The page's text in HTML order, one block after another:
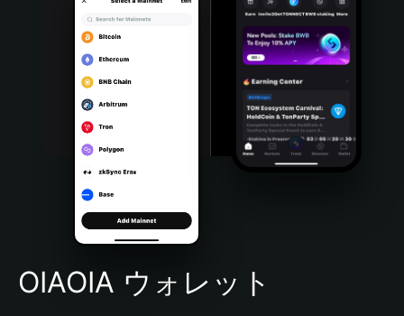
Português (Portugal)
Bahasa Indonesia
Português (Brasil)
Español (Argentina)
OIAOIA ウォレット